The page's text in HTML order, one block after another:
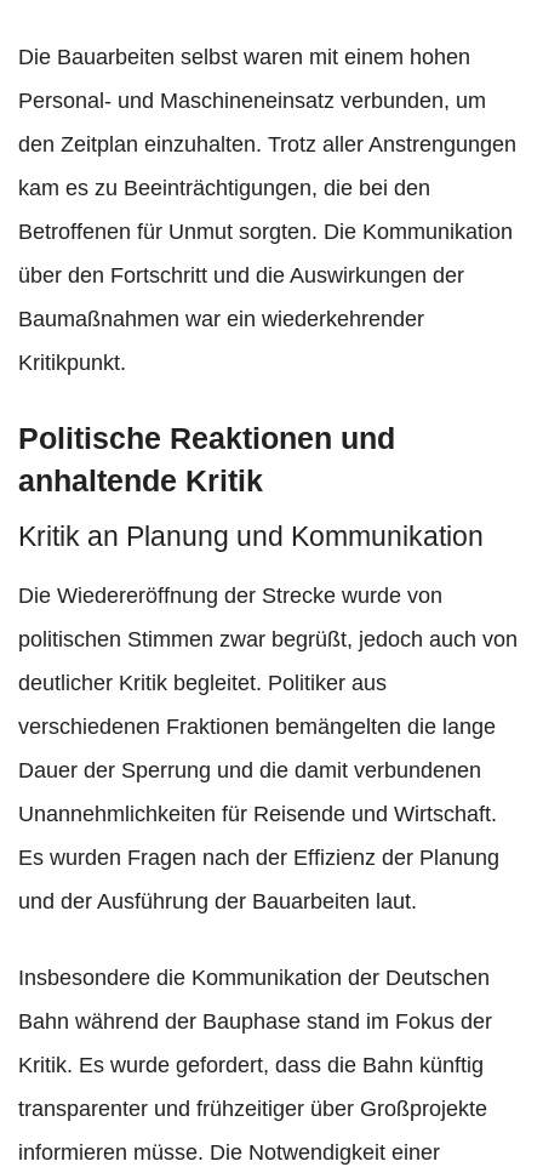
Die Bauarbeiten selbst waren mit einem hohen
Personal- und Maschineneinsatz verbunden, um
den Zeitplan einzuhalten. Trotz aller Anstrengungen
kam es zu Beeinträchtigungen, die bei den
Betroffenen für Unmut sorgten. Die Kommunikation
über den Fortschritt und die Auswirkungen der
Baumaßnahmen war ein wiederkehrender
Kritikpunkt.
Politische Reaktionen und
anhaltende Kritik
Kritik an Planung und Kommunikation
Die Wiedereröffnung der Strecke wurde von
politischen Stimmen zwar begrüßt, jedoch auch von
deutlicher Kritik begleitet. Politiker aus
verschiedenen Fraktionen bemängelten die lange
Dauer der Sperrung und die damit verbundenen
Unannehmlichkeiten für Reisende und Wirtschaft.
Es wurden Fragen nach der Effizienz der Planung
und der Ausführung der Bauarbeiten laut.
Insbesondere die Kommunikation der Deutschen
Bahn während der Bauphase stand im Fokus der
Kritik. Es wurde gefordert, dass die Bahn künftig
transparenter und frühzeitiger über Großprojekte
informieren müsse. Die Notwendigkeit einer